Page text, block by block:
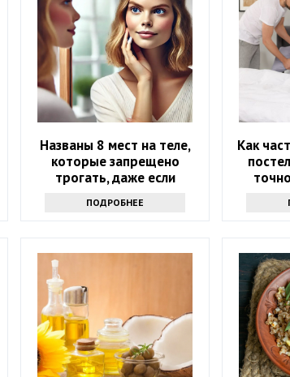
Названы 8 мест на теле,
которые запрещено
трогать, даже если
ПОДРОБНЕЕ
Как